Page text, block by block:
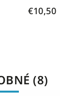
€10,50
(8)